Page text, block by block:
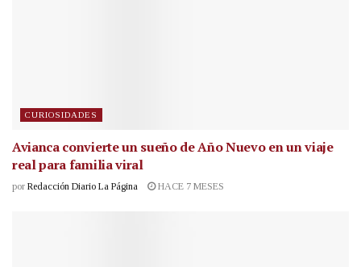
CURIOSIDADES
Avianca convierte un sueño de Año Nuevo en un viaje
real para familia viral
por Redacción Diario La Página HACE 7 MESES